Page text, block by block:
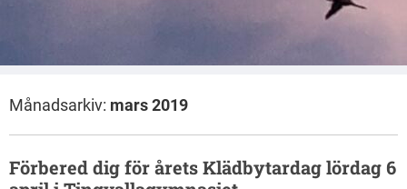
Årsmöteshandlingar
Arbetsgrupper
Månadsarkiv: mars 2019
Förbered dig för årets Klädbytardag lördag 6